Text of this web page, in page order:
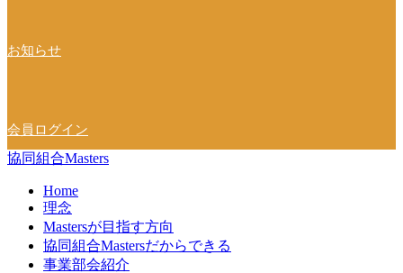
お知らせ
会員ログイン
協同組合Masters
Home
理念
Mastersが目指す方向
協同組合Mastersだからできる
事業部会紹介